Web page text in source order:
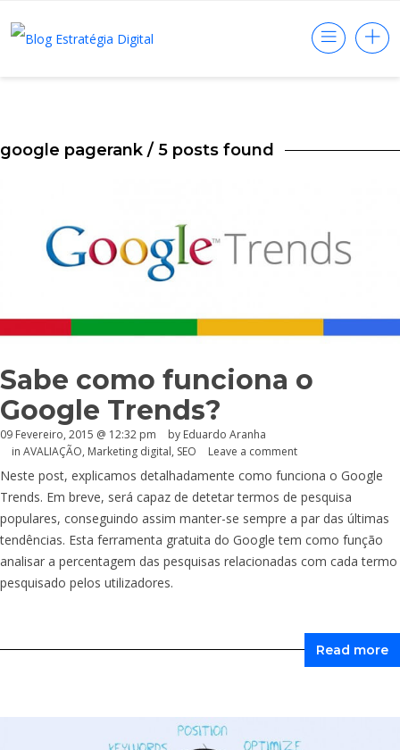
google pagerank / 5 posts found
Sabe como funciona o
Google Trends?
09 Fevereiro, 2015 @ 12:32 pm by Eduardo Aranha
in AVALIAÇÃO, Marketing digital, SEO Leave a comment
Neste post, explicamos detalhadamente como funciona o Google
Trends. Em breve, será capaz de detetar termos de pesquisa
populares, conseguindo assim manter-se sempre a par das últimas
tendências. Esta ferramenta gratuita do Google tem como função
analisar a percentagem das pesquisas relacionadas com cada termo
pesquisado pelos utilizadores.
Read more